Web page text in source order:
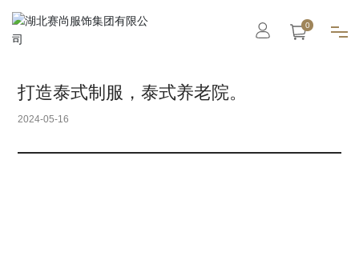
0
打造泰式制服，泰式养老院。
2024-05-16